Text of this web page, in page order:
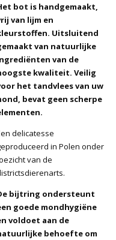
bot is handgemaakt,
van lijm en
Uitsluitend
van natuurlijke
van de
kwaliteit. Veilig
het tandvlees van uw
bevat geen scherpe
delicatesse
in Polen onder
van de
bijtring ondersteunt
goede mondhygiëne
voldoet aan de
behoefte om